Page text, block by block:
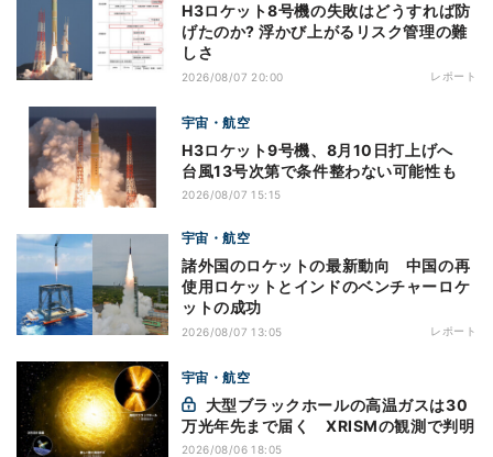
H3ロケット8号機の失敗はどうすれば防
げたのか? 浮かび上がるリスク管理の難
しさ
2026/08/07 20:00 レポート
宇宙・航空
H3ロケット9号機、8月10日打上げへ
台風13号次第で条件整わない可能性も
2026/08/07 15:15
宇宙・航空
諸外国のロケットの最新動向 中国の再
使用ロケットとインドのベンチャーロケ
ットの成功
2026/08/07 13:05 レポート
宇宙・航空
万光年先まで届く XRISMの観測で判明
2026/08/06 18:05